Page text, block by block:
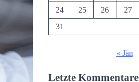
24
25 26 27
31
« Jän
Letzte Kommentare